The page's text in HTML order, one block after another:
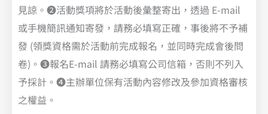
見諒。❷活動獎項將於活動後彙整寄出，透過 E-mail
或手機簡訊通知寄發，請務必填寫正確，事後將不予補
發 (領獎資格需於活動前完成報名，並同時完成會後問
卷)。❸報名E-mail 請務必填寫公司信箱，否則不列入
予採計。❹主辦單位保有活動內容修改及參加資格審核
之權益。